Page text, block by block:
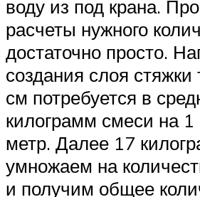
воду из под крана.
расчеты нужного
достаточно просто.
создания слоя
см потребуется в
килограмм смеси на 1
метр. Далее 17
умножаем на
и получим общее